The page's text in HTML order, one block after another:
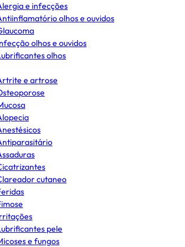
e infecções
olhos e ouvidos
olhos e ouvidos
olhos
e artrose
cutaneo
pele
e fungos